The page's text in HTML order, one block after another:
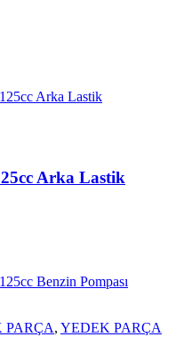
Arka Lastik
PARÇA, YEDEK PARÇA